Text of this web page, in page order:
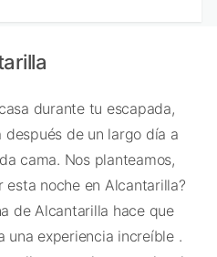
durante tu escapada,
de un largo día a
cama. Nos planteamos,
noche en Alcantarilla?
de Alcantarilla hace que
una experiencia increíble .